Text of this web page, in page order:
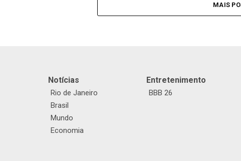
MAIS
Notícias
Rio de Janeiro
Brasil
Mundo
Economia
Entretenimento
BBB 26